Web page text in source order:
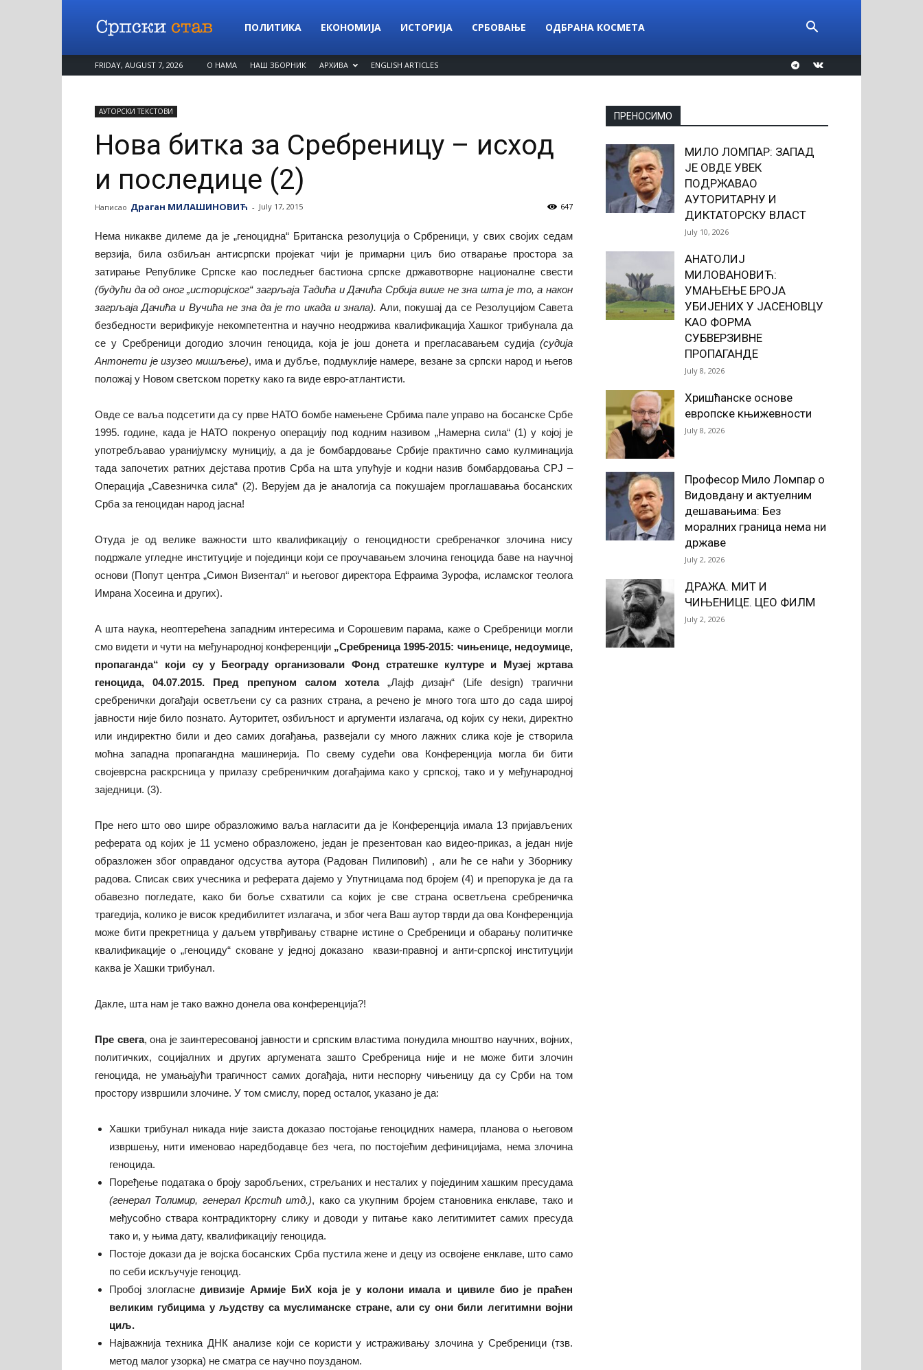
Српски
ПОЛИТИКА ЕКОНОМИЈА ИСТОРИЈА СРБОВАЊЕ ОДБРАНА КОСМЕТА
FRIDAY, AUGUST 7, 2026 О НАМА НАШ ЗБОРНИК АРХИВА ENGLISH ARTICLES
АУТОРСКИ ТЕКСТОВИ
Нова битка за Сребреницу – исход
и последице (2)
Написао Драган МИЛАШИНОВИЋ - July 17, 2015 647
Нема никакве дилеме да је „геноцидна“ Британска резолуција о Србреници, у свих својих седам
верзија, била озбиљан антисрпски пројекат чији је примарни циљ био отварање простора за
затирање Републике Српске као последњег бастиона српске државотворне националне свести
(будући да од оног „историјског“ загрљаја Тадића и Дачића Србија више не зна шта је то, а након
загрљаја Дачића и Вучића не зна да је то икада и знала).Али, покушај да се Резолуцијом Савета
безбедности верификује некомпетентна и научно неодржива квалификација Хашког трибунала да
се у Сребреници догодио злочин геноцида, која је још донета и прегласавањем судија (судија
Антонети је изузео мишљење), има и дубље, подмуклије намере, везане за српски народ и његов
положај у Новом светском поретку како га виде евро-атлантисти.
Овде се ваља подсетити да су прве НАТО бомбе намењене Србима пале управо на босанске Србе
1995. године, када је НАТО покренуо операцију под кодним називом „Намерна сила“ (1) у којој је
употребљавао уранијумску муницију, а да је бомбардовање Србије практично само кулминација
тада започетих ратних дејстава против Срба на шта упућује и кодни назив бомбардовања СРЈ –
Операција „Савезничка сила“ (2). Верујем да је аналогија са покушајем проглашавања босанских
Срба за геноцидан народ јасна!
Отуда је од велике важности што квалификацију о геноцидности сребреначког злочина нису
подржале угледне институције и појединци који се проучавањем злочина геноцида баве на научној
основи (Попут центра „Симон Визентал“ и његовог директора Ефраима Зурофа, исламског теолога
Имрана Хосеина и других).
А шта наука, неоптерећена западним интересима и Сорошевим парама, каже о Сребреници могли
смо видети и чути на међународној конференцији „Сребреница 1995-2015: чињенице, недоумице,
пропаганда“ који су у Београду организовали Фонд стратешке културе и Музеј жртава
геноцида, 04.07.2015. Пред препуном салом хотела „Лајф дизајн“ (Life design) трагични
сребренички догађаји осветљени су са разних страна, а речено је много тога што до сада широј
јавности није било познато. Ауторитет, озбиљност и аргументи излагача, од којих су неки, директно
или индиректно били и део самих догађања, развејали су много лажних слика које је створила
моћна западна пропагандна машинерија. По свему судећи ова Конференција могла би бити
својеврсна раскрсница у прилазу сребреничким догађајима како у српској, тако и у међународној
заједници. (3).
Пре него што ово шире образложимо ваља нагласити да је Конференција имала 13 пријављених
реферата од којих је 11 усмено образложено, један је презентован као видео-приказ, а један није
образложен због оправданог одсуства аутора (Радован Пилиповић) , али ће се наћи у Зборнику
радова. Списак свих учесника и реферата дајемо у Упутницама под бројем (4) и препорука је да га
обавезно погледате, како би боље схватили са којих је све страна осветљена сребреничка
трагедија, колико је висок кредибилитет излагача, и због чега Ваш аутор тврди да ова Конференција
може бити прекретница у даљем утврђивању стварне истине о Сребреници и обарању политичке
квалификације о „геноциду“ сковане у једној доказано квази-правној и анти-српској институцији
каква је Хашки трибунал.
Дакле, шта нам је тако важно донела ова конференција?!
Пре свега, она је заинтересованој јавности и српским властима понудила мноштво научних, војних,
политичких, социјалних и других аргумената зашто Сребреница није и не може бити злочин
геноцида, не умањајући трагичност самих догађаја, нити неспорну чињеницу да су Срби на том
простору извршили злочине. У том смислу, поред осталог, указано је да:
Хашки трибунал никада није заиста доказао постојање геноцидних намера, планова о његовом
извршењу, нити именовао наредбодавце без чега, по постојећим дефиницијама, нема злочина
геноцида.
Поређење података о броју заробљених, стрељаних и несталих у појединим хашким пресудама
(генерал Толимир, генерал Крстић итд.), како са укупним бројем становника енклаве, тако и
међусобно ствара контрадикторну слику и доводи у питање како легитимитет самих пресуда
тако и, у њима дату, квалификацију геноцида.
Постоје докази да је војска босанских Срба пустила жене и децу из освојене енклаве, што само
по себи искључује геноцид.
Пробој злогласнедивизије Армије БиХ која је у колони имала и цивиле био је праћен
великим губицима у људству са муслиманске стране, али су они били легитимни војни
циљ.
Најважнија техника ДНК анализе који се користи у истраживању злочина у Сребреници (тзв.
метод малог узорка) не сматра се научно поузданом.
ПРЕНОСИМО
МИЛО ЛОМПАР: ЗАПАД
ЈЕ ОВДЕ УВЕК
ПОДРЖАВАО
АУТОРИТАРНУ И
ДИКТАТОРСКУ ВЛАСТ
July 10, 2026
АНАТОЛИЈ
МИЛОВАНОВИЋ:
УМАЊЕЊЕ БРОЈА
УБИЈЕНИХ У ЈАСЕНОВЦУ
КАО ФОРМА
СУБВЕРЗИВНЕ
ПРОПАГАНДЕ
July 8, 2026
Хришћанске основе
европске књижевности
July 8, 2026
Професор Мило Ломпар о
Видовдану и актуелним
дешавањима: Без
моралних граница нема ни
државе
July 2, 2026
ДРАЖА. МИТ И
ЧИЊЕНИЦЕ. ЦЕО ФИЛМ
July 2, 2026